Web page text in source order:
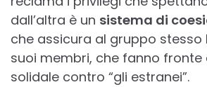
dall’altra è un sistema di
che assicura al gruppo stesso
suoi membri, che fanno fronte
solidale contro “gli estranei”.